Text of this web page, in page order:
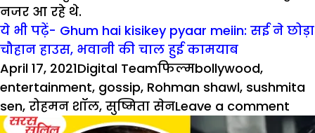
नजर आ रहे थे.
ये भी पढ़ें- Ghum hai kisikey pyaar meiin: सई ने छोड़ा
चौहान हाउस, भवानी की चाल हुई कामयाब
Posted
on
April 17, 2021Author
Digital TeamCategories
फिल्मTags
bollywood,
entertainment, gossip, Rohman shawl, sushmita
sen, रोहमन शॉल, सुष्मिता सेनLeave a comment